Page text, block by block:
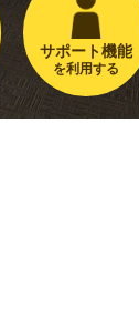
サポート機能
を利用する